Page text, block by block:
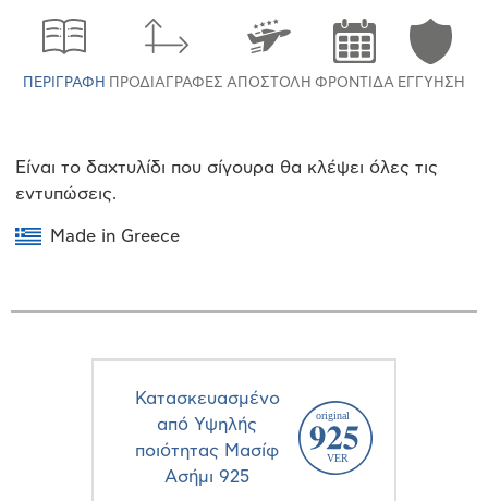
ΠΕΡΙΓΡΑΦΉ ΠΡΟΔΙΑΓΡΑΦΈΣ ΑΠΟΣΤΟΛΉ ΦΡΟΝΤΊΔΑ ΕΓΓΎΗΣΗ
Είναι το δαχτυλίδι που σίγουρα θα κλέψει όλες τις
εντυπώσεις.
Made in Greece
Κατασκευασμένο
από Υψηλής
ποιότητας Μασίφ
Ασήμι 925